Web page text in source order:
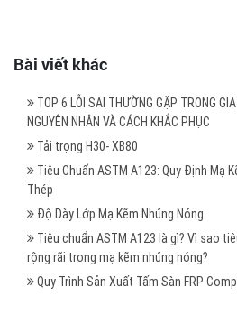
Bài viết khác
TOP 6 LỖI SAI THƯỜNG GẶP TRONG
NGUYÊN NHÂN VÀ CÁCH KHẮC PHỤC
Tải trọng H30- XB80
Tiêu Chuẩn ASTM A123: Quy Định Mạ
Thép
Độ Dày Lớp Mạ Kẽm Nhúng Nóng
Tiêu chuẩn ASTM A123 là gì? Vì sao
rộng rãi trong mạ kẽm nhúng nóng?
Quy Trình Sản Xuất Tấm Sàn FRP